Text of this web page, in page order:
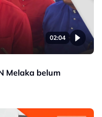
02:04
Melaka belum